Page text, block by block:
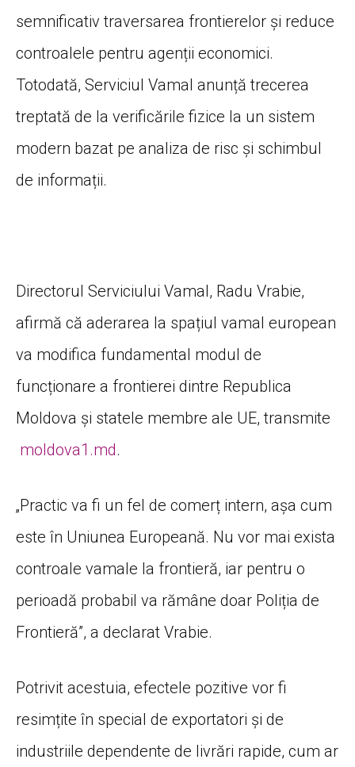
semnificativ traversarea frontierelor și reduce
controalele pentru agenții economici.
Totodată, Serviciul Vamal anunță trecerea
treptată de la verificările fizice la un sistem
modern bazat pe analiza de risc și schimbul
de informații.
Directorul Serviciului Vamal, Radu Vrabie,
afirmă că aderarea la spațiul vamal european
va modifica fundamental modul de
funcționare a frontierei dintre Republica
Moldova și statele membre ale UE, transmite
moldova1.md.
„Practic va fi un fel de comerț intern, așa cum
este în Uniunea Europeană. Nu vor mai exista
controale vamale la frontieră, iar pentru o
perioadă probabil va rămâne doar Poliția de
Frontieră”, a declarat Vrabie.
Potrivit acestuia, efectele pozitive vor fi
resimțite în special de exportatori și de
industriile dependente de livrări rapide, cum ar